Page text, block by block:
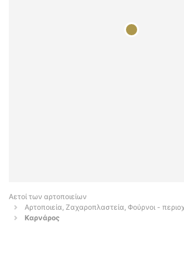
Αετοί των αρτοποιείων
Αρτοποιεία, Ζαχαροπλαστεία, Φούρνοι -
Καρνάρος